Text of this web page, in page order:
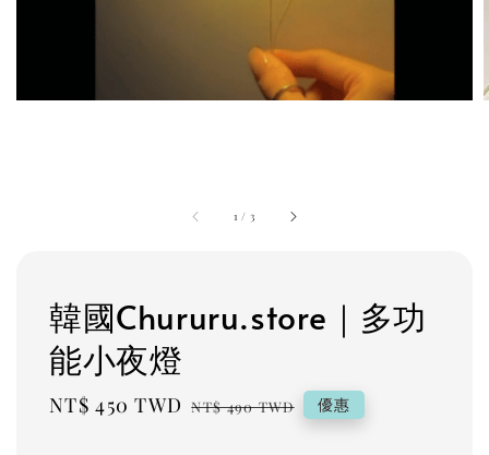
1 / 3
韓國Chururu.store｜多功
能小夜燈
Sale
NT$ 450 TWD Regular
NT$ 490 TWD 優惠